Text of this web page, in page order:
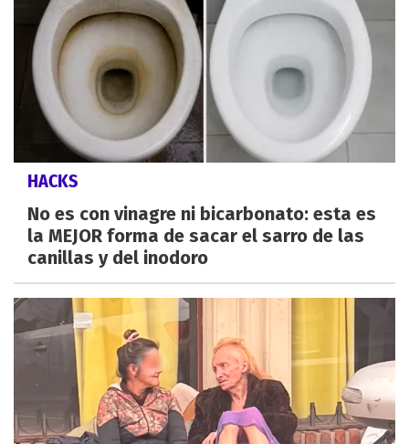
HACKS
No es con vinagre ni bicarbonato: esta es
la MEJOR forma de sacar el sarro de las
canillas y del inodoro